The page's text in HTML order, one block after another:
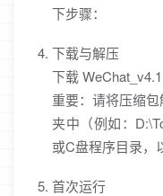
下步骤：
下载与解压
下载
重要：请将压缩
夹中（例如：
或C盘程序目录，
首次运行